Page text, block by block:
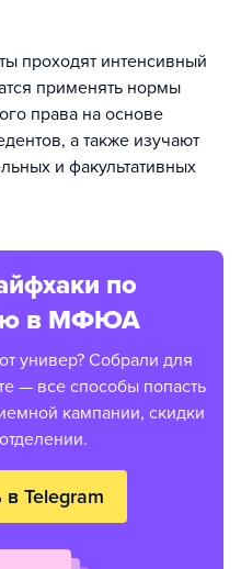
проходят интенсивный
применять нормы
права на основе
а также изучают
и факультативных
по
в МФЮА
универ? Собрали для
— все способы попасть
кампании, скидки
в Telegram